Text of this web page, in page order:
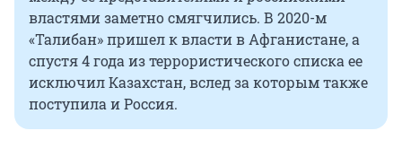
властями заметно смягчились. В 2020-м
«Талибан» пришел к власти в Афганистане, а
спустя 4 года из террористического списка ее
исключил Казахстан, вслед за которым также
поступила и Россия.